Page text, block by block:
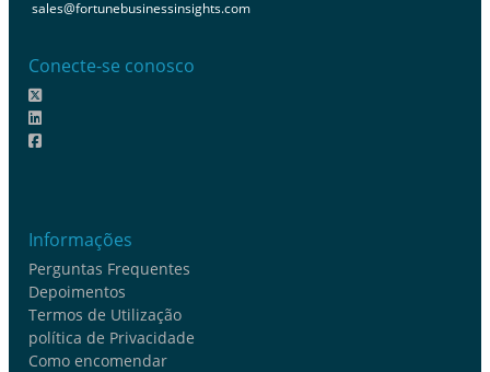
sales@fortunebusinessinsights.com
Conecte-se conosco
Informações
Perguntas Frequentes
Depoimentos
Termos de Utilização
política de Privacidade
Como encomendar